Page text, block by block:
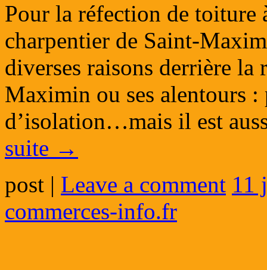
Pour la réfection de
charpentier de Saint-
diverses raisons derrière la
Maximin ou ses alentours :
d’isolation…mais il est
suite →
post | Leave a comment 11
commerces-info.fr